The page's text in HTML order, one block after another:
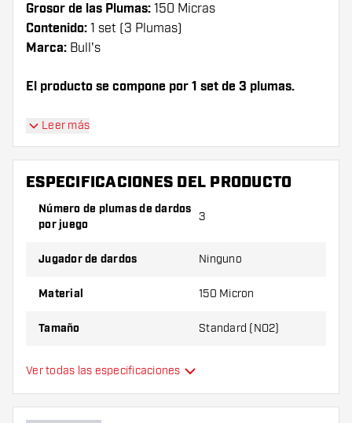
Grosor de las Plumas: 150 Micras
Contenido: 1 set (3 Plumas)
Marca: Bull's
El producto se compone por 1 set de 3 plumas.
¡Consejo de Dartshopper!
Asegúrate de tener suficientes plumas y cañas.
Estas pueden dañarse o romperse con el uso.
Prueba una forma, un material o un grosor
variante es mejor para ti.
Leer más
ESPECIFICACIONES DEL PRODUCTO
Número de plumas de dardos
por juego
3
Jugador de dardos Ninguno
Material 150 Micron
Tamaño Standard (NO2)
Tipo
Flexibilidad
Ver todas las especificaciones